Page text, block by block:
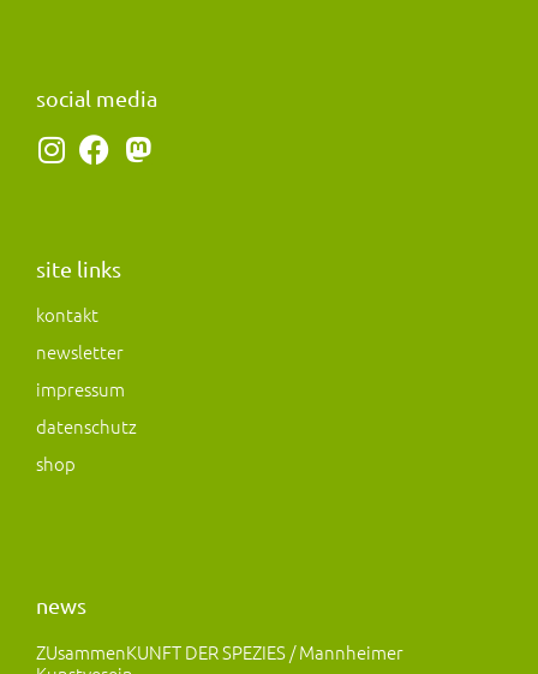
social media
I
a
r
a
m
F
b
o
k
M
site links
kontakt
newsletter
impressum
datenschutz
shop
news
ZUsammenKUNFT DER SPEZIES / Mannheimer